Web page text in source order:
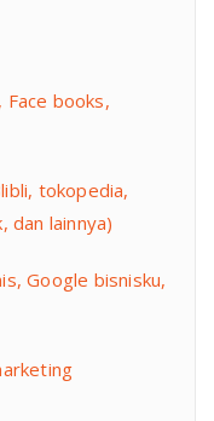
Face books,
tokopedia,
dan lainnya)
Google bisnisku,